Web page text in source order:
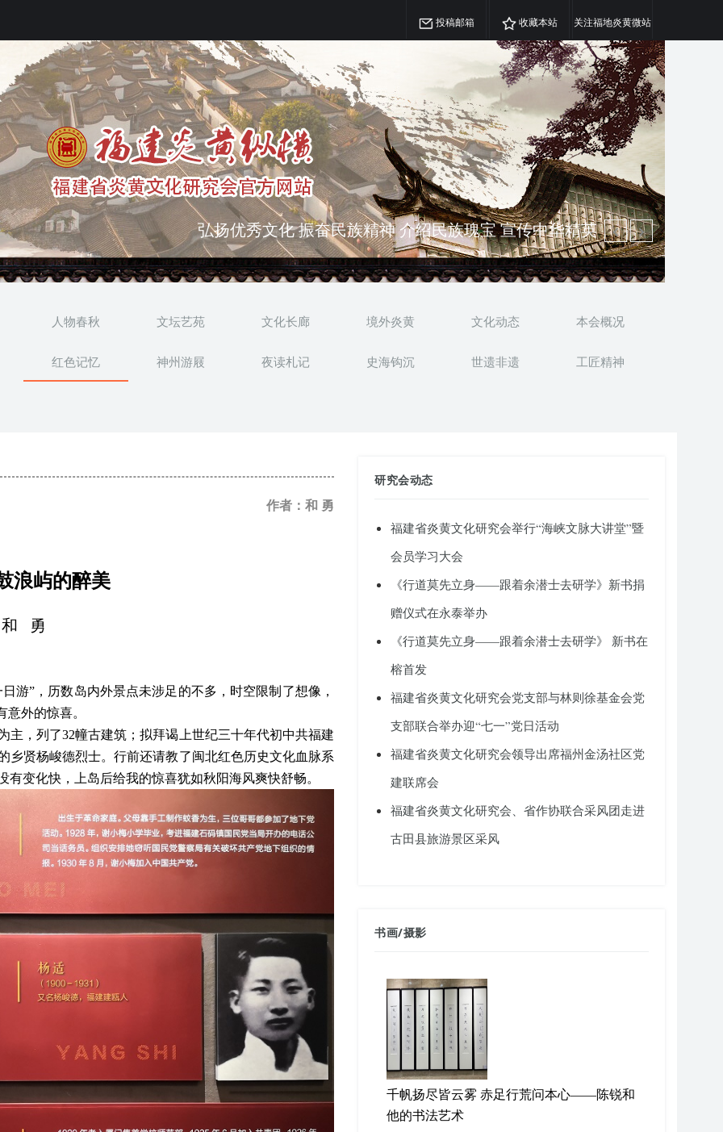
投稿邮箱 收藏本站 关注福地炎黄微站
弘扬优秀文化 振奋民族精神 介绍民族瑰宝 宣传中华精英
突出海西特色 报道台港澳侨 坚持古为今用 力求雅俗共赏
人物春秋 文坛艺苑 文化长廊 境外炎黄 文化动态 本会概况
红色记忆 神州游屐 夜读札记 史海钩沉 世遗非遗 工匠精神
作者：和 勇
浪屿的醉美
和 勇
游”，历数岛内外景点未涉足的不多，时空限制了想像，
外的惊喜。
主，列了32幢古建筑；拟拜谒上世纪三十年代初中共福建
乡贤杨峻德烈士。行前还请教了闽北红色历史文化血脉系
变化快，上岛后给我的惊喜犹如秋阳海风爽快舒畅。
研究会动态
福建省炎黄文化研究会举行“海峡文脉大讲堂”暨
会员学习大会
《行道莫先立身——跟着余潜士去研学》新书捐
赠仪式在永泰举办
《行道莫先立身——跟着余潜士去研学》 新书在
榕首发
福建省炎黄文化研究会党支部与林则徐基金会党
支部联合举办迎“七一”党日活动
福建省炎黄文化研究会领导出席福州金汤社区党
建联席会
福建省炎黄文化研究会、省作协联合采风团走进
古田县旅游景区采风
书画/摄影
千帆扬尽皆云雾 赤足行荒问本心——陈锐和
他的书法艺术